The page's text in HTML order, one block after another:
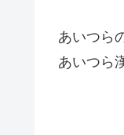
あいつら
あいつら